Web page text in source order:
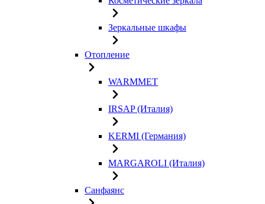
Зеркальные шкафы
Отопление
WARMMET
IRSAP (Италия)
KERMI (Германия)
MARGAROLI (Италия)
Санфаянс